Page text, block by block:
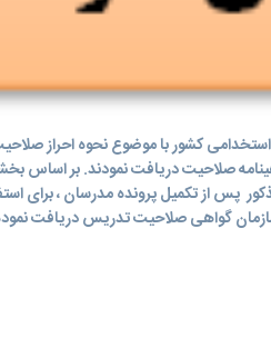
مورخ 1397/8/29 توسط سازمان اداری و استخدامی
مذکور گواهینامه صلاحیت دریافت
از تکمیل پرونده مدرسان ، برای